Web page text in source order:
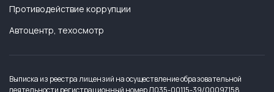
Противодействие коррупции
Автоцентр, техосмотр
Выписка из реестра лицензий на осуществление образовательной
деятельности регистрационный номер Л035-00115-39/00097158